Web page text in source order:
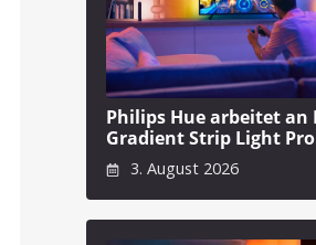
Philips Hue arbeitet an
Gradient Strip Light Pro
3. August 2026